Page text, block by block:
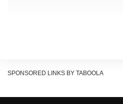
SPONSORED LINKS BY TABOOLA